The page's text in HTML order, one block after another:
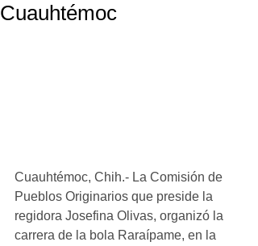
Cuauhtémoc
Cuauhtémoc, Chih.- La Comisión de
Pueblos Originarios que preside la
regidora Josefina Olivas, organizó la
carrera de la bola Raraípame, en la